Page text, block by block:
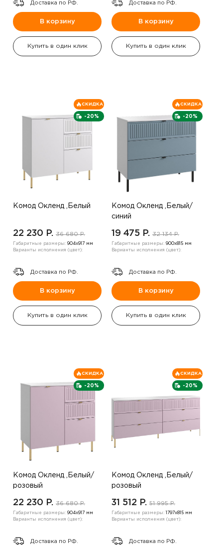
Доставка по РФ.
В корзину
Купить в один клик
Доставка по РФ.
В корзину
Купить в один клик
-20%
СКИДКА
Комод Окленд ,Белый
22 230 P. 36 680 P.
Габаритные размеры: 904х917 мм
Варианты исполнения (цвет):
Доставка по РФ.
В корзину
Купить в один клик
-20%
СКИДКА
Комод Окленд ,Белый/
синий
19 475 P. 32 134 P.
Габаритные размеры: 900х815 мм
Варианты исполнения (цвет):
Доставка по РФ.
В корзину
Купить в один клик
-20%
СКИДКА
Комод Окленд ,Белый/
розовый
22 230 P. 36 680 P.
Габаритные размеры: 904х917 мм
Варианты исполнения (цвет):
Доставка по РФ.
-20%
СКИДКА
Комод Окленд ,Белый/
розовый
31 512 P. 51 995 P.
Габаритные размеры:
1797х815 мм
Варианты исполнения (цвет):
Доставка по РФ.